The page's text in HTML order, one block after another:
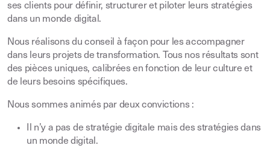
ses clients pour définir, structurer et piloter leurs stratégies
dans un monde digital .
Nous réalisons du conseil à façon pour les accompagner
dans leurs projets de transformation. Tous nos résultats sont
des pièces uniques, calibrées en fonction de leur culture et
de leurs besoins spécifiques.
Nous sommes animés par deux convictions :
Il n’y a pas de stratégie digitale mais des stratégies dans
un monde digital .